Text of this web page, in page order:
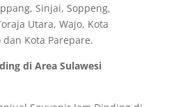
Sinjai, Soppeng,
Utara, Wajo, Kota
dan Kota Parepare.
di Area Sulawesi